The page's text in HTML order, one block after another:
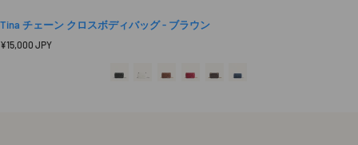
Tina チェーン クロスボディバッグ - ブラウン
¥15,000 JPY